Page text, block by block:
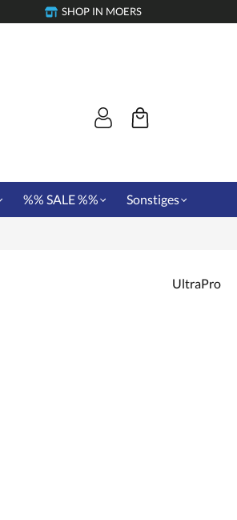
SHOP IN MOERS
%% SALE %% Sonstiges
UltraPro